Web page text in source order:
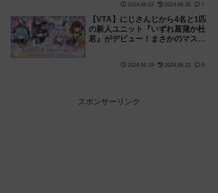
2024.06.22 2024.06.30 7
【VTA】にじさんじから4名と1匹
の新人ユニット『いずれ菖蒲か杜
若』がデビュー！まさかのマスコ
2024.06.19 2024.06.22 9
スポンサーリンク